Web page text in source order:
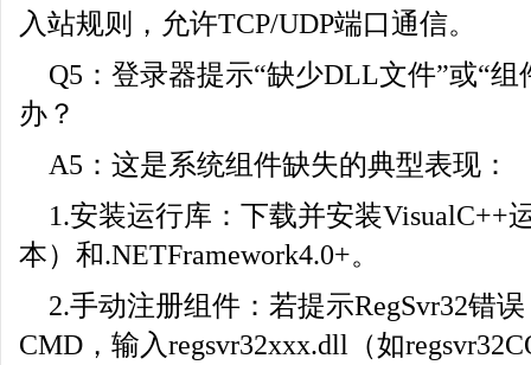
入站规则，允许TCP/UDP端口通信。
Q5：登录器提示“缺少DLL文件”或“组
办？
A5：这是系统组件缺失的典型表现：
1.安装运行库：下载并安装VisualC++
本）和.NETFramework4.0+。
2.手动注册组件：若提示RegSvr32错
CMD，输入regsvr32xxx.dll（如